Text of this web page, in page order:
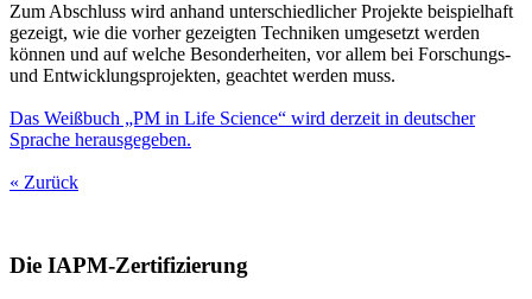
Zum Abschluss wird anhand unterschiedlicher Projekte beispielhaft
gezeigt, wie die vorher gezeigten Techniken umgesetzt werden
können und auf welche Besonderheiten, vor allem bei Forschungs-
und Entwicklungsprojekten, geachtet werden muss.
Das Weißbuch „PM in Life Science“ wird derzeit in deutscher
Sprache herausgegeben.
« Zurück
Die IAPM-Zertifizierung